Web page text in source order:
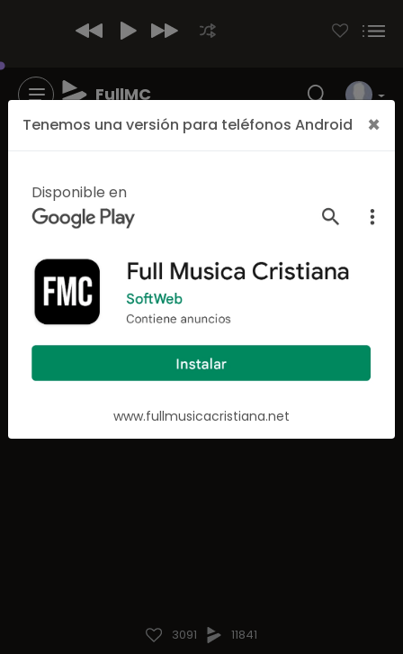
FullMC
3091 11841
Tenemos una versión para teléfonos Android ×
Disponible en
www.fullmusicacristiana.net